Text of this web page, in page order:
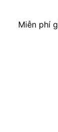
Miễn phí